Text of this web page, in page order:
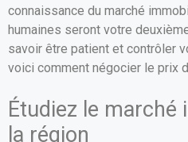
connaissance du marché
humaines seront votre
savoir être patient et contrôler
voici comment négocier le prix
Étudiez le marché
la région